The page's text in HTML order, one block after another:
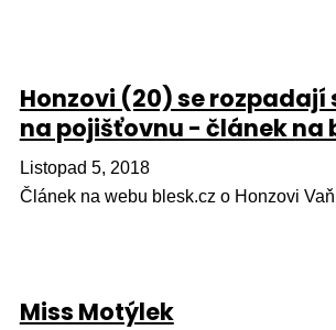
Honzovi (20) se
na pojišťovnu - článek na
Listopad 5, 2018
Článek na webu blesk.cz o Honzovi
Miss Motýlek